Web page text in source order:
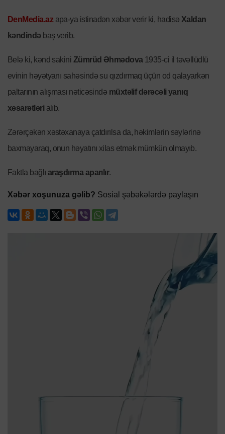
DenMedia.az apa-ya istinadən xəbər verir ki, hadisə Xaldan
kəndində baş verib.
Belə ki, kənd sakini Zümrüd Əhmədova1935-ci il təvəllüdlü
evinin həyətyanı sahəsində su qızdırmaq üçün od qalayarkən
paltarının alışması nəticəsində müxtəlif dərəcəli yanıq
xəsarətləri alıb.
Zərərçəkən xəstəxanaya çatdırılsa da, həkimlərin səylərinə
baxmayaraq, onun həyatını xilas etmək mümkün olmayıb.
Faktla bağlı araşdırma aparılır.
Xəbər xoşunuza gəlib? Sosial şəbəkələrdə paylaşın